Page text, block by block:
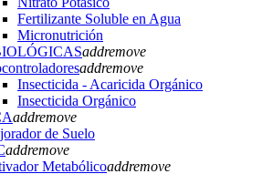
Fertilizante Soluble en Agua
Micronutrición
addremove
addremove
Insecticida - Acaricida Orgánico
Insecticida Orgánico
addremove
de Suelo
addremove
Metabólicoaddremove